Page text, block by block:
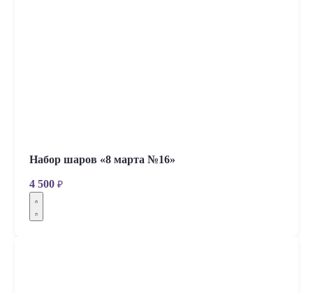
Набор шаров «8 марта №16»
4 500 ₽